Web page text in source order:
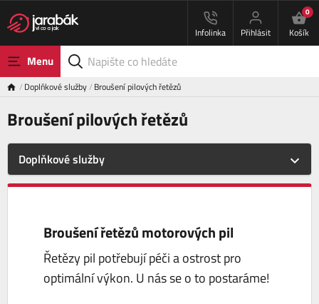
Infolinka Přihlásit
0
Košík
Menu
Doplňkové služby Broušení pilových řetězů
Broušení pilových řetězů
Doplňkové služby
Broušení řetězů motorových pil
Řetězy pil potřebují péči a ostrost pro
optimální výkon. U nás se o to postaráme!